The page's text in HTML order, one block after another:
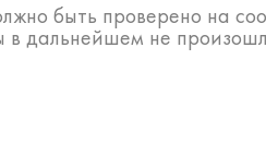
быть проверено на
в дальнейшем не